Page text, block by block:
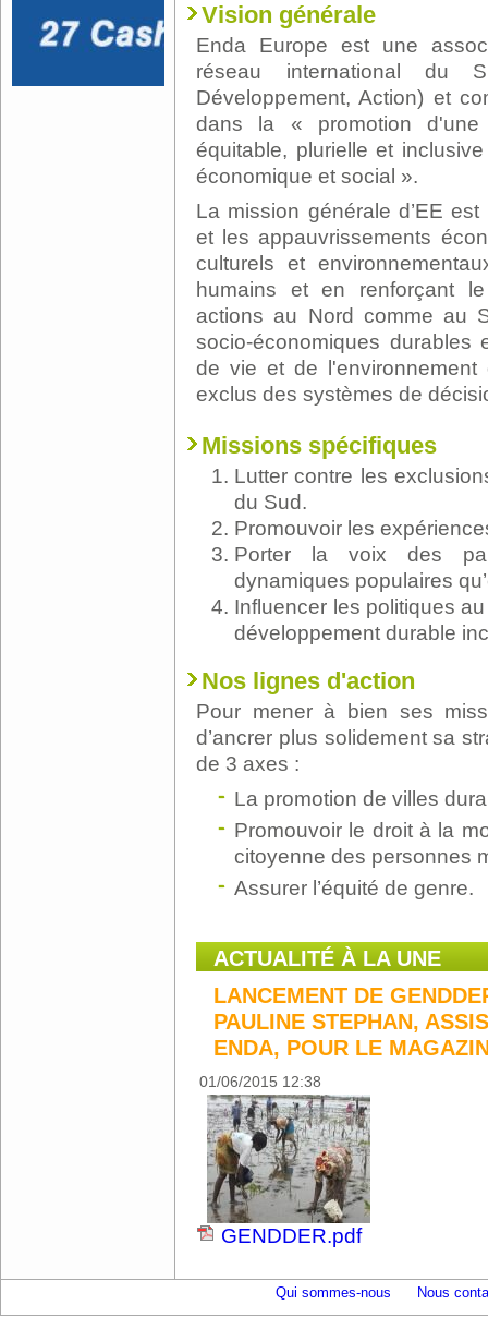
Vision générale
Enda Europe est une
réseau international du
Développement, Action) et
dans la « promotion
équitable, plurielle et
économique et social ».
La mission générale d’EE
et les appauvrissements
culturels et
humains et en renforçant
actions au Nord comme au
socio-économiques durables
de vie et de l'environnement
exclus des systèmes de
Missions spécifiques
Lutter contre les
du Sud.
Promouvoir les
Porter la voix des
dynamiques populaires
Influencer les politiques
développement durable
Nos lignes d'action
Pour mener à bien ses
d’ancrer plus solidement sa
de 3 axes :
La promotion de villes
Promouvoir le droit à la
citoyenne des personnes
Assurer l’équité de genre.
ACTUALITÉ À LA UNE
LANCEMENT DE
PAULINE STEPHAN,
ENDA, POUR LE
01/06/2015 12:38
GENDDER.pdf
Qui sommes-nous Nous